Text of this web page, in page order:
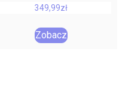
349,99zł
Zobacz